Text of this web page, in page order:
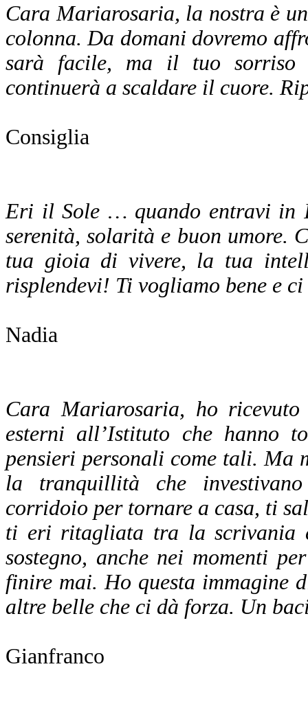
Cara Mariarosaria, la nostra è
colonna. Da domani dovremo
sarà facile, ma il tuo sorriso
continuerà a scaldare il cuore.
Consiglia
Eri il Sole … quando entravi in
serenità, solarità e buon umore.
tua gioia di vivere, la tua
risplendevi! Ti vogliamo bene e
Nadia
Cara Mariarosaria, ho
esterni all’Istituto che hanno
pensieri personali come tali. Ma
la tranquillità che
corridoio per tornare a casa, ti
ti eri ritagliata tra la scrivania
sostegno, anche nei momenti
finire mai. Ho questa immagine
altre belle che ci dà forza. Un
Gianfranco